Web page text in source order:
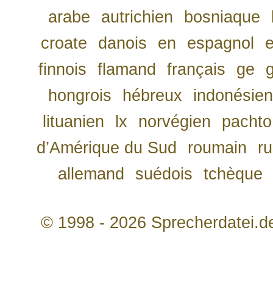
arabe
autrichien bosniaque
croate
danois en espagnol
finnois
flamand français ge
hongrois
hébreux
indonésien
lituanien
lx norvégien
pachto
d’Amérique du Sud
roumain
allemand
suédois tchèque
© 1998 - 2026